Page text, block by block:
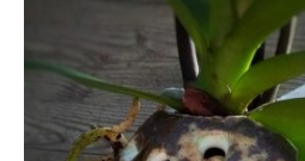
Kim jesteśmy?
Kontakt
Deutsch